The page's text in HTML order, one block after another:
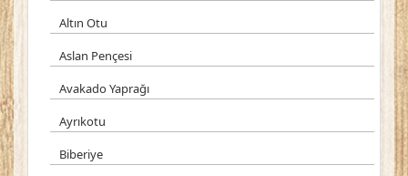
Altın Otu
Aslan Pençesi
Avakado Yaprağı
Ayrıkotu
Biberiye